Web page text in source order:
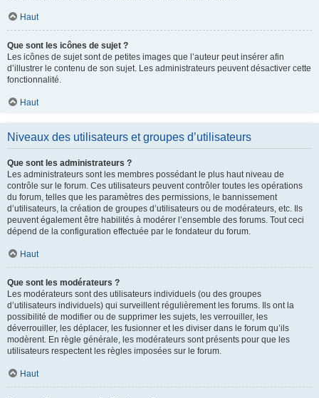
Haut
Que sont les icônes de sujet ?
Les icônes de sujet sont de petites images que l’auteur peut insérer afin
d’illustrer le contenu de son sujet. Les administrateurs peuvent désactiver cette
fonctionnalité.
Haut
Niveaux des utilisateurs et groupes d’utilisateurs
Que sont les administrateurs ?
Les administrateurs sont les membres possédant le plus haut niveau de
contrôle sur le forum. Ces utilisateurs peuvent contrôler toutes les opérations
du forum, telles que les paramètres des permissions, le bannissement
d’utilisateurs, la création de groupes d’utilisateurs ou de modérateurs, etc. Ils
peuvent également être habilités à modérer l’ensemble des forums. Tout ceci
dépend de la configuration effectuée par le fondateur du forum.
Haut
Que sont les modérateurs ?
Les modérateurs sont des utilisateurs individuels (ou des groupes
d’utilisateurs individuels) qui surveillent régulièrement les forums. Ils ont la
possibilité de modifier ou de supprimer les sujets, les verrouiller, les
déverrouiller, les déplacer, les fusionner et les diviser dans le forum qu’ils
modèrent. En règle générale, les modérateurs sont présents pour que les
utilisateurs respectent les règles imposées sur le forum.
Haut